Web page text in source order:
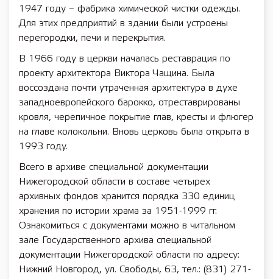
1947 году – фабрика химической чистки одежды.
Для этих предприятий в здании были устроены
перегородки, печи и перекрытия.
В 1966 году в церкви началась реставрация по
проекту архитектора Виктора Чащина. Была
воссоздана почти утраченная архитектура в духе
западноевропейского барокко, отреставрированы
кровля, черепичное покрытие глав, кресты и флюгер
на главе колокольни. Вновь церковь была открыта в
1993 году.
Всего в архиве специальной документации
Нижегородской области в составе четырех
архивных фондов хранится порядка 330 единиц
хранения по истории храма за 1951-1999 гг.
Ознакомиться с документами можно в читальном
зале Государственного архива специальной
документации Нижегородской области по адресу:
Нижний Новгород, ул. Свободы, 63, тел.: (831) 271-